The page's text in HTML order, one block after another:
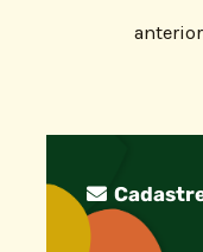
anterior